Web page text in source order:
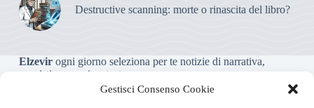
Gestisci Consenso Cookie
Destructive scanning: morte o rinascita del libro?
Elzevirogni giorno seleziona per te notizie di narrativa,
saggistica, poesia e teatro.